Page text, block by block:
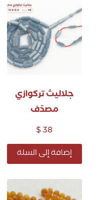
جلاليث تركوازي
مصدّف
$38
إضافة إلى السلة